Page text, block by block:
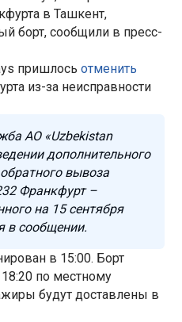
в Ташкент,
борт, сообщили в пресс-
пришлосьотменить
из-за неисправности
АО «Uzbekistan
дополнительного
вывоза
Франкфурт –
на 15 сентября
в сообщении.
в 15:00. Борт
по местному
будут доставлены в